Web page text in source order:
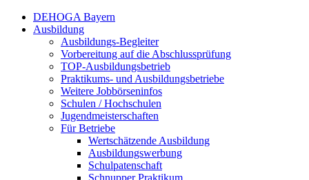
DEHOGA Bayern
Ausbildung
Ausbildungs-Begleiter
Vorbereitung auf die Abschlussprüfung
TOP-Ausbildungsbetrieb
Praktikums- und Ausbildungsbetriebe
Weitere Jobbörseninfos
Schulen / Hochschulen
Jugendmeisterschaften
Für Betriebe
Wertschätzende Ausbildung
Ausbildungswerbung
Schulpatenschaft
Schnupper Praktikum